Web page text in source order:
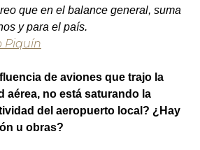
que en el balance general, suma
y para el país.
de aviones que trajo la
aérea, no está saturando la
del aeropuerto local? ¿Hay
u obras?